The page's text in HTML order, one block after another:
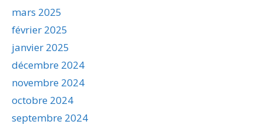
mars 2025
février 2025
janvier 2025
décembre 2024
novembre 2024
octobre 2024
septembre 2024